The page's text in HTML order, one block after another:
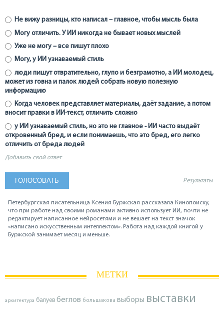
Не вижу разницы, кто написал – главное, чтобы мысль была
Могу отличить. У ИИ никогда не бывает новых мыслей
Уже не могу – все пишут плохо
Могу, у ИИ узнаваемый стиль
люди пишут отвратительно, глупо и безграмотно, а ИИ молодец,
может из говна и палок людей собрать новую полезную
информацию
Когда человек представляет материалы, даёт задание, а потом
вносит правки в ИИ-текст, отличить сложно
у ИИ узнаваемый стиль, но это не главное - ИИ часто выдаёт
откровенный бред, и если понимаешь, что это бред, его легко
отличить от бреда людей
Добавить свой ответ
Результаты
Петербургская писательница Ксения Буржская рассказала Кинопоиску,
что при работе над своими романами активно использует ИИ, почти не
редактирует написанное нейросетями и не вешает на текст значок
«написано искусственным интеллектом». Работа над каждой книгой у
Буржской занимает месяц и меньше.
МЕТКИ
архитектура балуев беглов большакова выборы выставки